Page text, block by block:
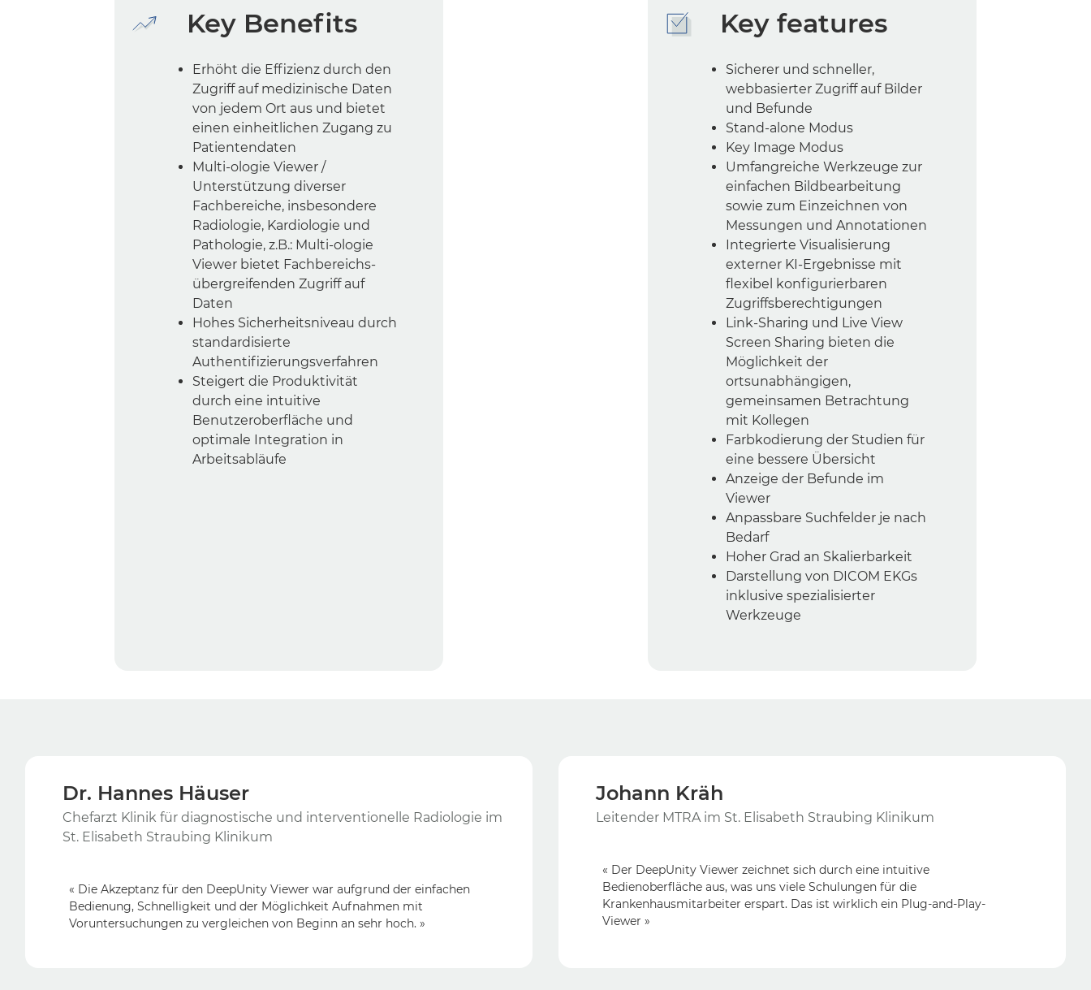
Key Benefits
Erhöht die Effizienz durch den
Zugriff auf medizinische Daten
von jedem Ort aus und bietet
einen einheitlichen Zugang zu
Patientendaten
Multi-ologie Viewer /
Unterstützung diverser
Fachbereiche, insbesondere
Radiologie, Kardiologie und
Pathologie, z.B.: Multi-ologie
Viewer bietet Fachbereichs-
übergreifenden Zugriff auf
Daten
Hohes Sicherheitsniveau durch
standardisierte
Authentifizierungsverfahren
Steigert die Produktivität
durch eine intuitive
Benutzeroberfläche und
optimale Integration in
Arbeitsabläufe
Key features
Sicherer und schneller,
webbasierter Zugriff auf Bilder
und Befunde
Stand-alone Modus
Key Image Modus
Umfangreiche Werkzeuge zur
einfachen Bildbearbeitung
sowie zum Einzeichnen von
Messungen und Annotationen
Integrierte Visualisierung
externer KI-Ergebnisse mit
flexibel konfigurierbaren
Zugriffsberechtigungen
Link-Sharing und Live View
Screen Sharing bieten die
Möglichkeit der
ortsunabhängigen,
gemeinsamen Betrachtung
mit Kollegen
Farbkodierung der Studien für
eine bessere Übersicht
Anzeige der Befunde im
Viewer
Anpassbare Suchfelder je nach
Bedarf
Hoher Grad an Skalierbarkeit
Darstellung von DICOM EKGs
inklusive spezialisierter
Werkzeuge
Dr. Hannes Häuser
Chefarzt Klinik für diagnostische und interventionelle Radiologie im
St. Elisabeth Straubing Klinikum
« Die Akzeptanz für den DeepUnity Viewer war aufgrund der einfachen
Bedienung, Schnelligkeit und der Möglichkeit Aufnahmen mit
Voruntersuchungen zu vergleichen von Beginn an sehr hoch. »
Johann Kräh
Leitender MTRA im St. Elisabeth Straubing Klinikum
« Der DeepUnity Viewer zeichnet sich durch eine intuitive
Bedienoberfläche aus, was uns viele Schulungen für die
Krankenhausmitarbeiter erspart. Das ist wirklich ein Plug-and-Play-
Viewer »